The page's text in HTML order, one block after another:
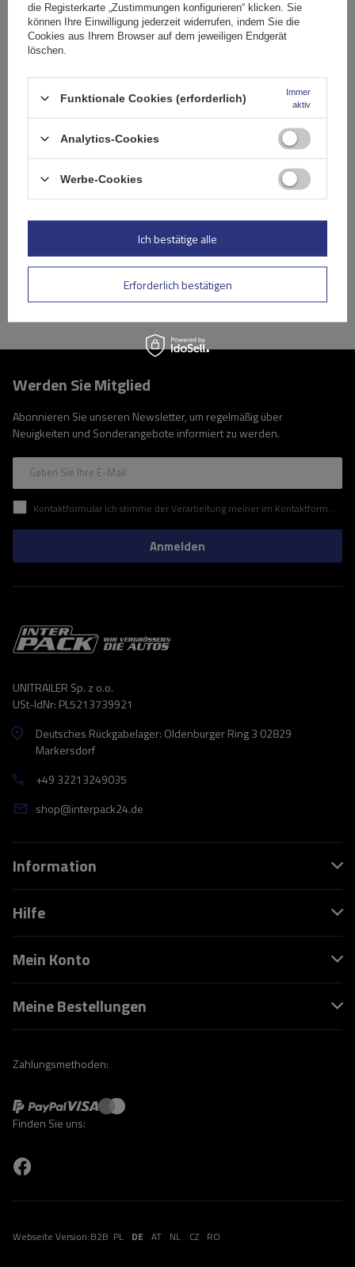
Peruzzo Firenze 2 E-Bike – Heckklappen-Fahrradträger
174,99 €
Niedrigster Preis in 30 Tagen vor Rabatt:
Große Menge verfügbar
Wir versenden schon am11. August
In den
Warenkorb
Werden Sie Mitglied
Abonnieren Sie unseren Newsletter, um regelmäßig über
Neuigkeiten und Sonderangebote informiert zu werden.
Geben Sie Ihre E-Mail
Kontaktformular Ich stimme der Verarbeitung meiner im Kontaktformular enthaltenen personenbezogenen Daten gemäß der Verordnung (EU) des Europäischen Parlaments und des Rates zu.
Anmelden
UNITRAILER Sp. z o.o.
USt-IdNr: PL5213739921
Deutsches Rückgabelager: Oldenburger Ring 3 02829
Markersdorf
+49 32213249035
shop@interpack24.de
Information
Hilfe
Mein Konto
Meine Bestellungen
Zahlungsmethoden:
Finden Sie uns:
Webseite Version:B2B PL DE AT NL CZ RO
die Registerkarte „Zustimmungen konfigurieren“ klicken. Sie
können Ihre Einwilligung jederzeit widerrufen, indem Sie die
Cookies aus Ihrem Browser auf dem jeweiligen Endgerät
löschen.
Funktionale Cookies (erforderlich)
Immer
aktiv
Analytics-Cookies
Werbe-Cookies
Erforderlich bestätigen
Ich bestätige alle